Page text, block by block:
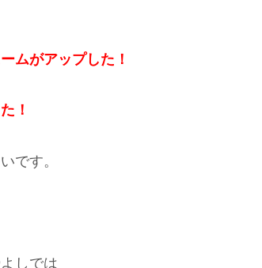
ムがアップした！
！
です。
しでは